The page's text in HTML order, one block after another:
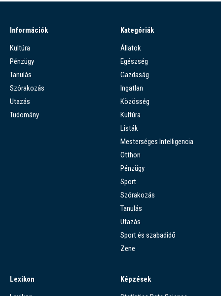
Információk
Kultúra
Pénzügy
Tanulás
Szórakozás
Utazás
Tudomány
Kategóriák
Állatok
Egészség
Gazdaság
Ingatlan
Közösség
Kultúra
Listák
Mesterséges Intelligencia
Otthon
Pénzügy
Sport
Szórakozás
Tanulás
Utazás
Sport és szabadidő
Zene
Lexikon
Képzések